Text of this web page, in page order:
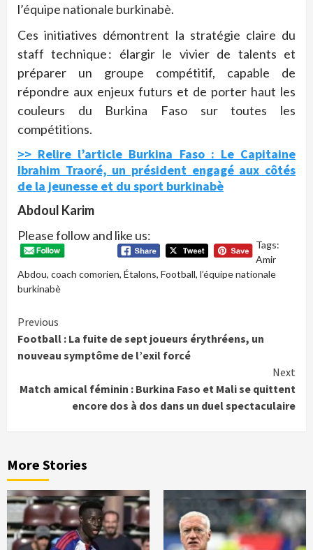
l’équipe nationale burkinabè.
Ces initiatives démontrent la stratégie claire du
staff technique : élargir le vivier de talents et
préparer un groupe compétitif, capable de
répondre aux enjeux futurs et de porter haut les
couleurs du Burkina Faso sur toutes les
compétitions.
>> Relire l’article Burkina Faso : Le Capitaine
Ibrahim Traoré, un président engagé aux côtés
de la jeunesse et du sport burkinabè
Abdoul Karim
Please follow and like us:
Tags:
Amir
Abdou, coach comorien, Étalons, Football, l’équipe nationale
burkinabè
Continue
Reading
Previous
Football : La fuite de sept joueurs érythréens, un
nouveau symptôme de l’exil forcé
Next
Match amical féminin : Burkina Faso et Mali se quittent
encore dos à dos dans un duel spectaculaire
More Stories